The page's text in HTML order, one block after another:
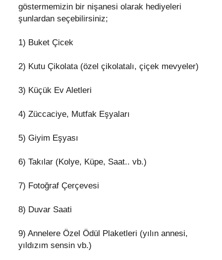
göstermemizin bir nişanesi olarak hediyeleri
şunlardan seçebilirsiniz;
1) Buket Çicek
2) Kutu Çikolata (özel çikolatalı, çiçek mevyeler)
3) Küçük Ev Aletleri
4) Züccaciye, Mutfak Eşyaları
5) Giyim Eşyası
6) Takılar (Kolye, Küpe, Saat.. vb.)
7) Fotoğraf Çerçevesi
8) Duvar Saati
9) Annelere Özel Ödül Plaketleri (yılın annesi,
yıldızım sensin vb.)